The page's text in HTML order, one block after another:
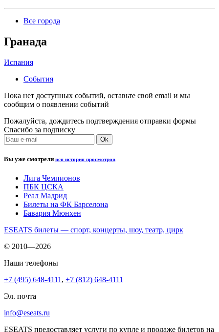
Все города
Гранада
Испания
События
Пока нет доступных событий, оставьте свой email и мы
сообщим о появлении событий
Пожалуйста, дождитесь подтверждения отправки формы
Спасибо за подписку
Вы уже смотрели вся история просмотров
Лига Чемпионов
ПБК ЦСКА
Реал Мадрид
Билеты на ФК Барселона
Бавария Мюнхен
ESEATS билеты — спорт, концерты, шоу, театр, цирк
© 2010—2026
Наши телефоны
+7 (495) 648-4111 , +7 (812) 648-4111
Эл. почта
info@eseats.ru
ESEATS предоставляет услуги по купле и продаже билетов на